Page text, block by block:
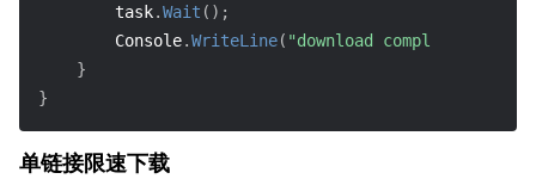
        task
.Wait ( ) ;
        Console
.WriteLine( "download completed"
}
}
单链接限速下载